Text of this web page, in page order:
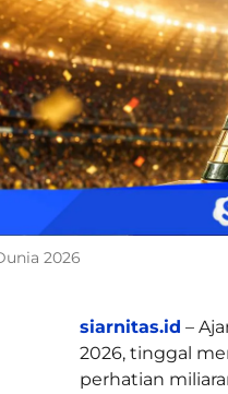
2026
siarnitas.id –
2026, tinggal
perhatian